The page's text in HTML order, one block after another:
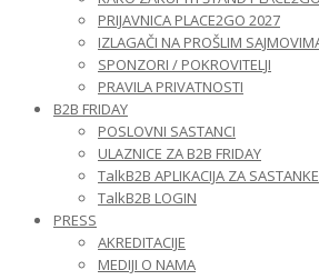
PRIJAVNICA PLACE2GO 2027
IZLAGAČI NA PROŠLIM
SPONZORI / POKROVITELJI
PRAVILA PRIVATNOSTI
B2B FRIDAY
POSLOVNI SASTANCI
ULAZNICE ZA B2B FRIDAY
TalkB2B APLIKACIJA ZA SASTANKE
TalkB2B LOGIN
PRESS
AKREDITACIJE
MEDIJI O NAMA